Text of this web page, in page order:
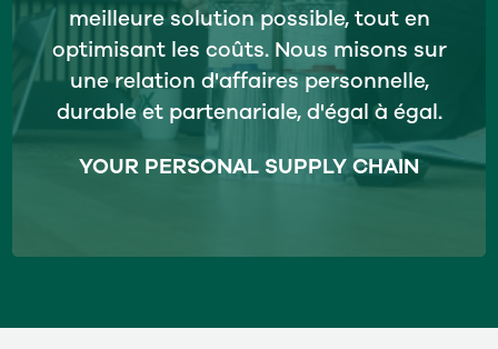
meilleure solution possible, tout en
optimisant les coûts. Nous misons sur
une relation d'affaires personnelle,
durable et partenariale, d'égal à égal.
YOUR PERSONAL SUPPLY CHAIN